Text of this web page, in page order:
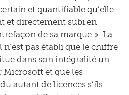
et quantifiable qu’elle
et directement subi en
de sa marque ». La
pas établi que le chiffre
dans son intégralité un
Microsoft et que les
autant de licences s’ils